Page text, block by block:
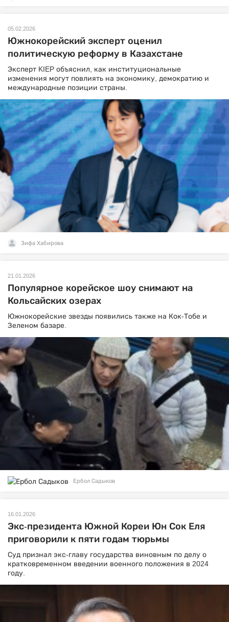
05.02.2026
Южнокорейский эксперт оценил
политическую реформу в Казахстане
Эксперт KIEP объяснил, как институциональные
изменения могут повлиять на экономику, демократию и
международные позиции страны.
Зифа Хабирова
21.01.2026
Популярное корейское шоу снимают на
Кольсайских озерах
Южнокорейские звезды появились также на Кок-Тобе и
Зеленом базаре.
Ербол Садыков
16.01.2026
Экс-президента Южной Кореи Юн Сок Еля
приговорили к пяти годам тюрьмы
Суд признал экс-главу государства виновным по делу о
кратковременном введении военного положения в 2024
году.